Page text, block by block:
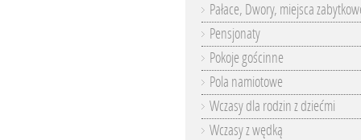
Pałace, Dwory, miejsca
Pensjonaty
Pokoje gościnne
Pola namiotowe
Wczasy dla rodzin z dziećmi
Wczasy z wędką